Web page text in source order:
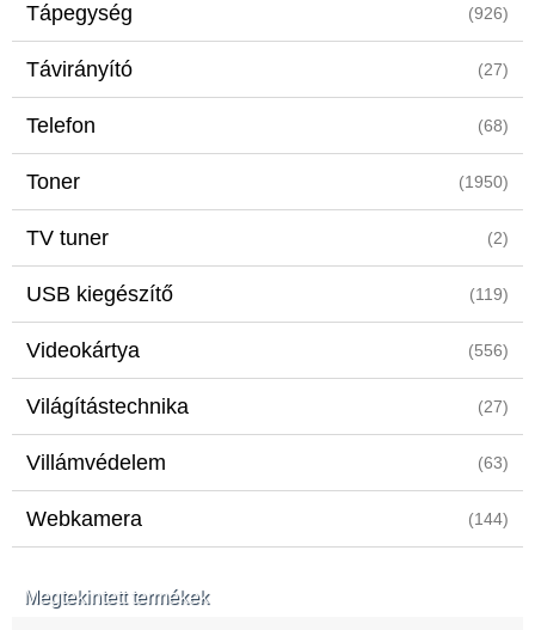
Tápegység (926)
Távirányító (27)
Telefon (68)
Toner (1950)
TV tuner (2)
USB kiegészítő (119)
Videokártya (556)
Világítástechnika (27)
Villámvédelem (63)
Webkamera (144)
Megtekintett termékek